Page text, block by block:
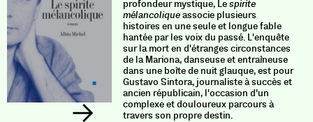
profondeur mystique, Lespirite
mélancoliqueassocie plusieurs
histoires en une seule et longue fable
hantée par les voix du passé. L'enquête
sur la mort en d'étranges circonstances
de la Mariona, danseuse et entraîneuse
dans une boîte de nuit glauque, est pour
Gustavo Sintora, journaliste à succès et
ancien républicain, l'occasion d'un
complexe et douloureux parcours à
travers son propre destin.